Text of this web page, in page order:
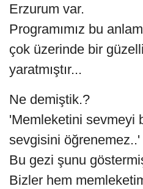
Erzurum var.
Programımız bu
çok üzerinde bir
yaratmıştır...
Ne demiştik.?
'Memleketini sevmeyi
sevgisini öğrenemez..'
Bu gezi şunu
Bizler hem